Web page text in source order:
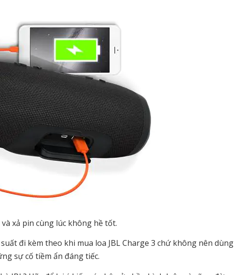
và xả pin cùng lúc không hề tốt.
đi kèm theo khi mua loa JBL Charge 3 chứ không nên dùng
sự cố tiềm ẩn đáng tiếc.